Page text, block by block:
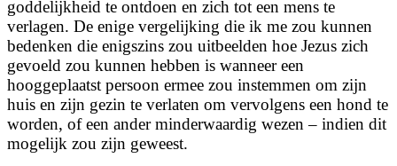
goddelijkheid te ontdoen en zich tot een mens te
verlagen. De enige vergelijking die ik me zou kunnen
bedenken die enigszins zou uitbeelden hoe Jezus zich
gevoeld zou kunnen hebben is wanneer een
hooggeplaatst persoon ermee zou instemmen om zijn
huis en zijn gezin te verlaten om vervolgens een hond te
worden, of een ander minderwaardig wezen – indien dit
mogelijk zou zijn geweest.